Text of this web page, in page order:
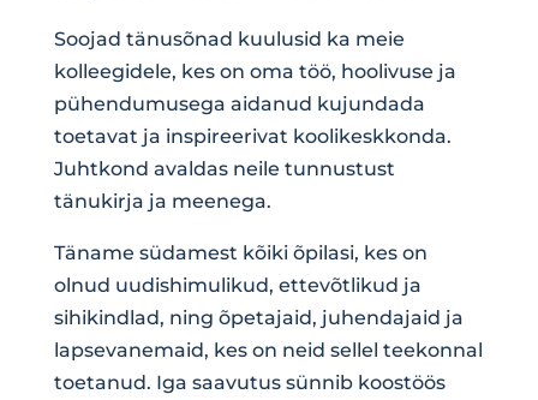
Soojad tänusõnad kuulusid ka meie
kolleegidele, kes on oma töö, hoolivuse ja
pühendumusega aidanud kujundada
toetavat ja inspireerivat koolikeskkonda.
Juhtkond avaldas neile tunnustust
tänukirja ja meenega.
Täname südamest kõiki õpilasi, kes on
olnud uudishimulikud, ettevõtlikud ja
sihikindlad, ning õpetajaid, juhendajaid ja
lapsevanemaid, kes on neid sellel teekonnal
toetanud. Iga saavutus sünnib koostöös